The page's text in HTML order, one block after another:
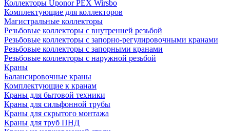
Коллекторы Uponor PEX Wirsbo
Комплектующие для коллекторов
Магистральные коллекторы
Резьбовые коллекторы с внутренней резьбой
Резьбовые коллекторы с запорно-регулировочными кранами
Резьбовые коллекторы с запорными кранами
Резьбовые коллекторы с наружной резьбой
Краны
Балансировочные краны
Комплектующие к кранам
Краны для бытовой техники
Краны для сильфонной трубы
Краны для скрытого монтажа
Краны для труб ПНД